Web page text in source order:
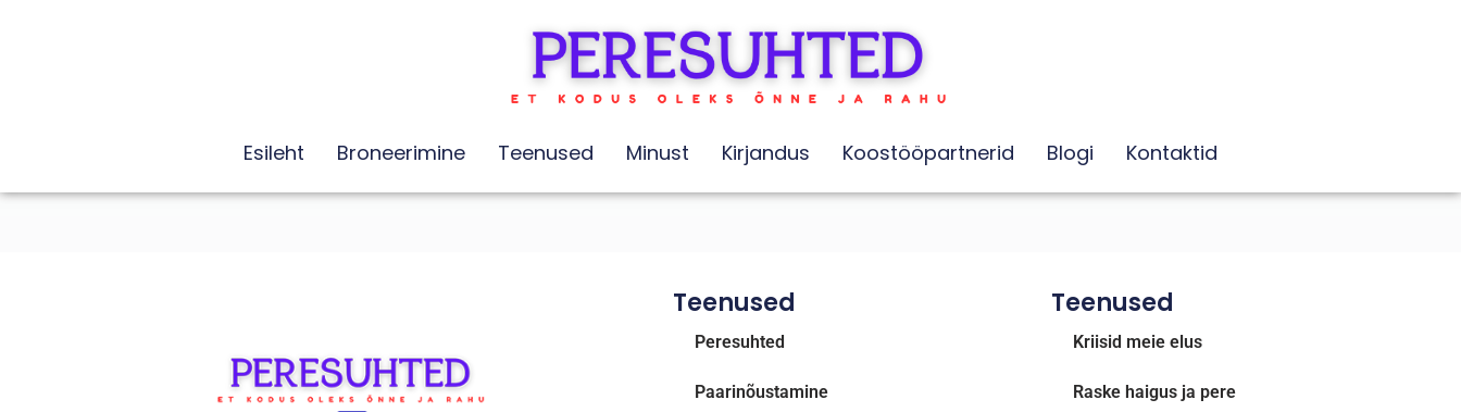
Esileht Broneerimine Teenused Minust Kirjandus Koostööpartnerid Blogi Kontaktid
Teenused
Peresuhted
Paarinõustamine
Teenused
Kriisid meie elus
Raske haigus ja pere